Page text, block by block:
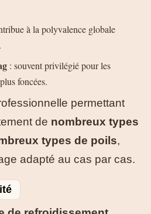
à la polyvalence globale
: souvent privilégié pour les
foncées.
permettant
de nombreux types
types de poils,
adapté au cas par cas.